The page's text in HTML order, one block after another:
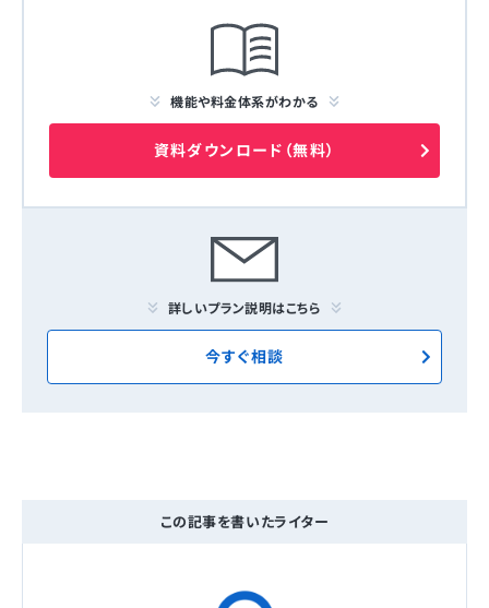
機能や料金体系がわかる
資料ダウンロード（無料）
詳しいプラン説明はこちら
今すぐ相談
この記事を書いたライター